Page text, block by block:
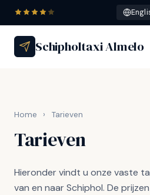
Schipholtaxi Almelo
Home › Tarieven
Tarieven
Hieronder vindt u onze vaste
van en naar Schiphol. De